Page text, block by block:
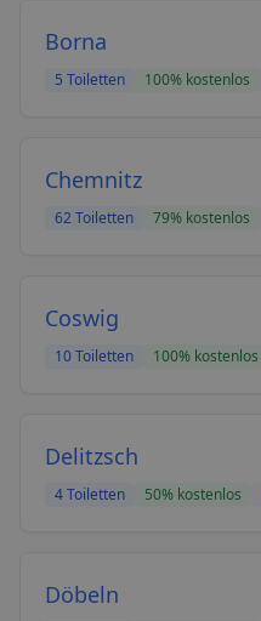
Borna
5 Toiletten 100% kostenlos
Chemnitz
62 Toiletten 79% kostenlos
Coswig
10Toiletten 100% kostenlos
Delitzsch
4Toiletten 50% kostenlos
Döbeln